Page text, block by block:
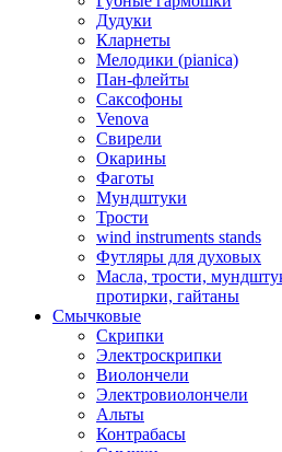
Дудуки
Кларнеты
Мелодики (pianica)
Пан-флейты
Саксофоны
Venova
Свирели
Окарины
Фаготы
Мундштуки
Трости
wind instruments stands
Футляры для духовых
Масла, трости,
протирки, гайтаны
Смычковые
Скрипки
Электроскрипки
Виолончели
Электровиолончели
Альты
Контрабасы